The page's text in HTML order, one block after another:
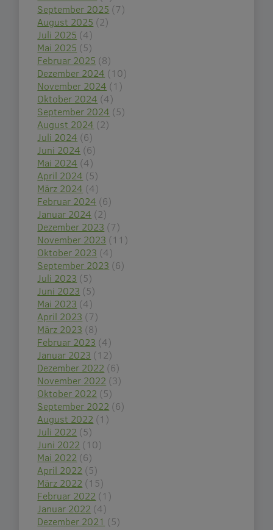
September 2025 (7)
August 2025 (2)
Juli 2025 (4)
Mai 2025 (5)
Februar 2025 (8)
Dezember 2024 (10)
November 2024 (1)
Oktober 2024 (4)
September 2024 (5)
August 2024 (2)
Juli 2024 (6)
Juni 2024 (6)
Mai 2024 (4)
April 2024 (5)
März 2024 (4)
Februar 2024 (6)
Januar 2024 (2)
Dezember 2023 (7)
November 2023 (11)
Oktober 2023 (4)
September 2023 (6)
Juli 2023 (5)
Juni 2023 (5)
Mai 2023 (4)
April 2023 (7)
März 2023 (8)
Februar 2023 (4)
Januar 2023 (12)
Dezember 2022 (6)
November 2022 (3)
Oktober 2022 (5)
September 2022 (6)
August 2022 (1)
Juli 2022 (5)
Juni 2022 (10)
Mai 2022 (6)
April 2022 (5)
März 2022 (15)
Februar 2022 (1)
Januar 2022 (4)
Dezember 2021 (5)